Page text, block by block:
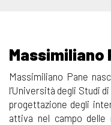
Massimiliano
Massimiliano Pane
l’Università degli Studi
progettazione degli
attiva nel campo